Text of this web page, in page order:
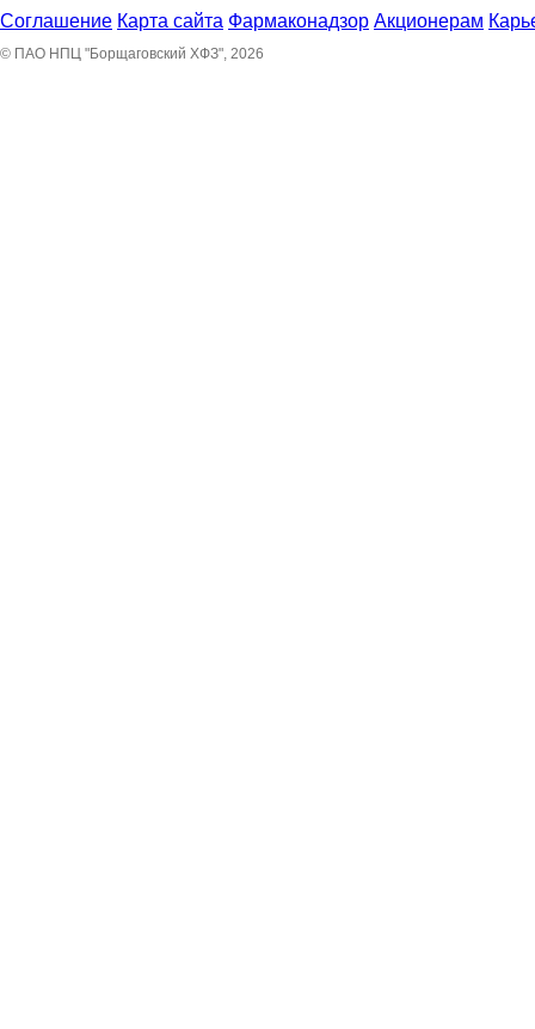
Соглашение Карта сайта Фармаконадзор Акционерам
© ПАО НПЦ "Борщаговский ХФЗ", 2026